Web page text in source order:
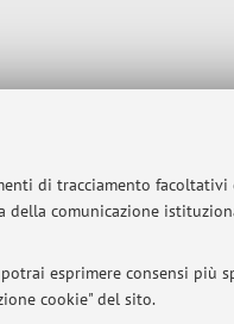
di tracciamento
comunicazione
esprimere consensi più
cookie" del sito.